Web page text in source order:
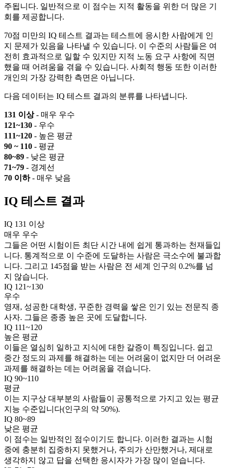
주됩니다. 일반적으로 이 점수는 지적 활동을 위한 더 많은 기
회를 제공합니다.
70점 미만의 IQ 테스트 결과는 테스트에 응시한 사람에게 인
지 문제가 있음을 나타낼 수 있습니다. 이 수준의 사람들은 여
전히 효과적으로 일할 수 있지만 지적 노동 요구 사항에 직면
했을 때 어려움을 겪을 수 있습니다. 사회적 행동 또한 이러한
개인의 가장 강력한 측면은 아닙니다.
다음 데이터는 IQ 테스트 결과의 분류를 나타냅니다.
131 이상- 매우 우수
121~130 - 우수
111~120 - 높은 평균
90 ~ 110 - 평균
80~89 - 낮은 평균
71~79 - 경계선
70 이하- 매우 낮음
IQ 테스트 결과
IQ 131 이상
매우 우수
그들은 어떤 시험이든 최단 시간 내에 쉽게 통과하는 천재들입
니다. 통계적으로 이 수준에 도달하는 사람은 극소수에 불과합
니다. 그리고 145점을 받는 사람은 전 세계 인구의 0.2%를 넘
지 않습니다.
IQ 121~130
우수
영재, 성공한 대학생, 꾸준한 경력을 쌓은 인기 있는 전문직 종
사자. 그들은 종종 높은 곳에 도달합니다.
IQ 111~120
높은 평균
이들은 열심히 일하고 지식에 대한 갈증이 특징입니다. 쉽고
중간 정도의 과제를 해결하는 데는 어려움이 없지만 더 어려운
과제를 해결하는 데는 어려움을 겪습니다.
IQ 90~110
평균
이는 지구상 대부분의 사람들이 공통적으로 가지고 있는 평균
지능 수준입니다(인구의 약 50%).
IQ 80~89
낮은 평균
이 점수는 일반적인 점수이기도 합니다. 이러한 결과는 시험
중에 충분히 집중하지 못했거나, 주의가 산만했거나, 제대로
생각하지 않고 답을 선택한 응시자가 가장 많이 얻습니다.